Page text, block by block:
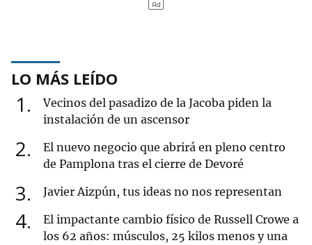
LO MÁS LEÍDO
1
Vecinos del pasadizo de la Jacoba piden la
instalación de un ascensor
2
El nuevo negocio que abrirá en pleno centro
de Pamplona tras el cierre de Devoré
3 Javier Aizpún, tus ideas no nos representan
4
El impactante cambio físico de Russell Crowe a
los 62 años: músculos, 25 kilos menos y una